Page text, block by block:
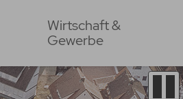
Wirtschaft &
Gewerbe